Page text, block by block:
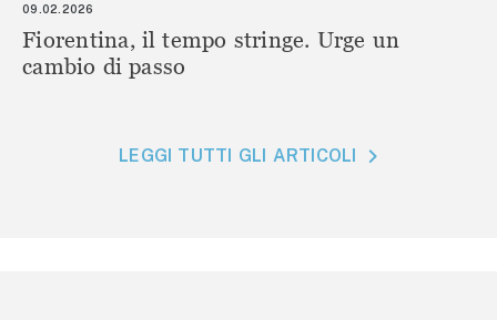
09.02.2026
Fiorentina, il tempo stringe. Urge un
cambio di passo
LEGGI TUTTI GLI ARTICOLI